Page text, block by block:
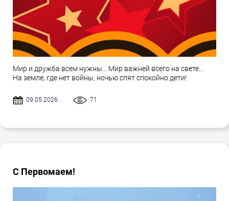
Мир и дружба всем нужны... Мир важней всего на свете...
На земле, где нет войны, ночью спят спокойно дети!
09.05.2026 71
С Первомаем!